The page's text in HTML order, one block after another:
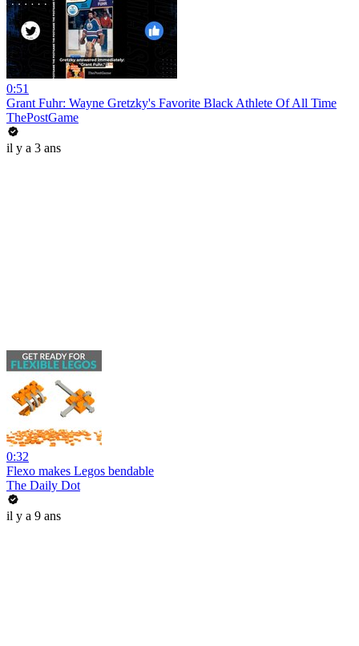
0:51
Grant Fuhr: Wayne Gretzky's Favorite Black Athlete Of All Time
ThePostGame
il y a 3 ans
0:32
Flexo makes Legos bendable
The Daily Dot
il y a 9 ans